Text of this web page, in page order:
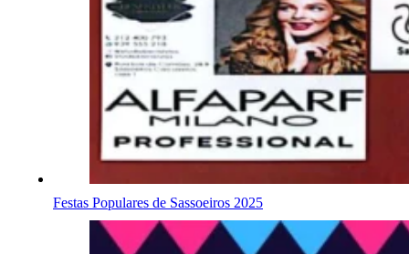
Festas Populares de Sassoeiros 2025